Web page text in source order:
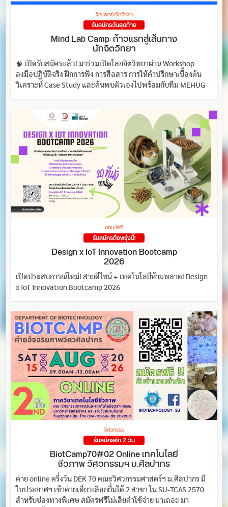
จิตแพทย์/จิตวิทยา
รับสมัครวันสุดท้าย
Mind Lab Camp: ก้าวแรกสู่เส้นทาง
นักจิตวิทยา
🧠 เปิดรับสมัครแล้ว! มาร่วมเปิดโลกจิตวิทยาผ่าน Workshop
ลงมือปฏิบัติจริง ฝึกการฟัง การสื่อสาร การให้คำปรึกษาเบื้องต้น
วิเคราะห์ Case Study และค้นพบตัวเองไปพร้อมกับทีม MEHUG
คอม/ไอที
รับสมัครถึงพรุ่งนี้!
Design x IoT Innovation Bootcamp
2026
เปิดประสบการณ์ใหม่! สายดีไซน์ + เทคโนโลยีห้ามพลาด! Design
x IoT Innovation Bootcamp 2026
วิศวกรรม
รับสมัครอีก 2 วัน
BiotCamp70#02 Online เทคโนโลยี
ชีวภาพ วิศวกรรมฯ ม.ศิลปากร
ค่าย online ครึ่งวัน DEK 70 คณะวิศวกรรมศาสตร์ฯ ม.ศิลปากร มี
ใบประกาศฯ เข้าค่ายเดียวเลือกยื่นได้ 2 สาขา ใน SU-TCAS 2570
สำหรับช่องทางพิเศษ สมัครฟรีไม่เสียค่าใช้จ่าย มาเถอะ มา